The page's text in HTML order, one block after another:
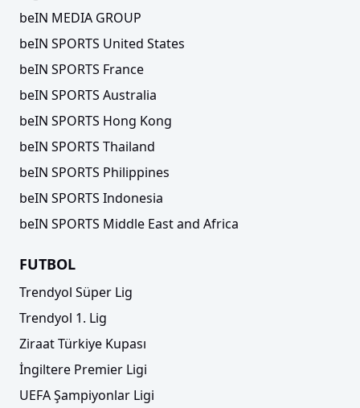
beIN MEDIA GROUP
beIN SPORTS United States
beIN SPORTS France
beIN SPORTS Australia
beIN SPORTS Hong Kong
beIN SPORTS Thailand
beIN SPORTS Philippines
beIN SPORTS Indonesia
beIN SPORTS Middle East and Africa
FUTBOL
Trendyol Süper Lig
Trendyol 1. Lig
Ziraat Türkiye Kupası
İngiltere Premier Ligi
UEFA Şampiyonlar Ligi